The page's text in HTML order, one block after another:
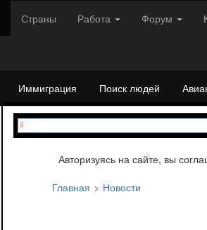
Страны Работа Форум
Иммиграция Поиск людей
Авторизуясь на сайте, вы
Главная
Новости